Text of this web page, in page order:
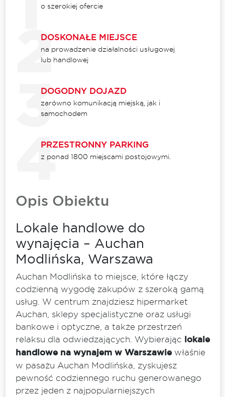
o szerokiej ofercie
DOSKONAŁE MIEJSCE
na prowadzenie działalności usługowej
lub handlowej
DOGODNY DOJAZD
zarówno komunikacją miejską, jak i
samochodem
PRZESTRONNY PARKING
z ponad 1800 miejscami postojowymi.
Opis Obiektu
Lokale handlowe do
wynajęcia – Auchan
Modlińska, Warszawa
Auchan Modlińska to miejsce, które łączy
codzienną wygodę zakupów z szeroką gamą
usług. W centrum znajdziesz hipermarket
Auchan, sklepy specjalistyczne oraz usługi
bankowe i optyczne, a także przestrzeń
relaksu dla odwiedzających. Wybierając lokale
handlowe na wynajem w Warszawiewłaśnie
w pasażu Auchan Modlińska, zyskujesz
pewność codziennego ruchu generowanego
przez jeden z najpopularniejszych